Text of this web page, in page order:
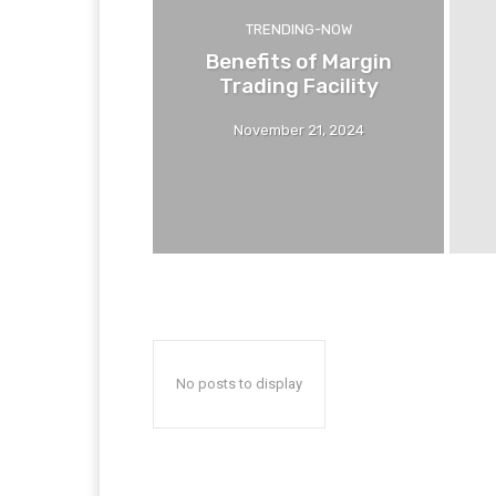
TRENDING-NOW
Benefits of Margin
Trading Facility
November 21, 2024
No posts to display